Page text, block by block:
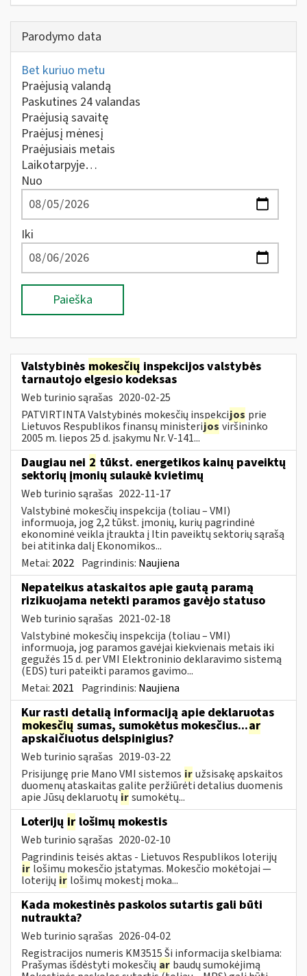
Parodymo data
Bet kuriuo metu
Praėjusią valandą
Paskutines 24 valandas
Praėjusią savaitę
Praėjusį mėnesį
Praėjusiais metais
Laikotarpyje…
Nuo
Iki
Paieška
Valstybinės mokesčių inspekcijos valstybės
tarnautojo elgesio kodeksas
Web turinio sąrašas 2020-02-25
PATVIRTINTA Valstybinės mokesčių inspekcijos prie
Lietuvos Respublikos finansų ministerijos viršininko
2005 m. liepos 25 d. įsakymu Nr. V-141...
Daugiau nei 2 tūkst. energetikos kainų paveiktų
sektorių įmonių sulaukė kvietimų
Web turinio sąrašas 2022-11-17
Valstybinė mokesčių inspekcija (toliau – VMI)
informuoja, jog 2,2 tūkst. įmonių, kurių pagrindinė
ekonominė veikla įtraukta į Itin paveiktų sektorių sąrašą
bei atitinka dalį Ekonomikos...
Metai: 2022 Pagrindinis: Naujiena
Nepateikus ataskaitos apie gautą paramą
rizikuojama netekti paramos gavėjo statuso
Web turinio sąrašas 2021-02-18
Valstybinė mokesčių inspekcija (toliau – VMI)
informuoja, jog paramos gavėjai kiekvienais metais iki
gegužės 15 d. per VMI Elektroninio deklaravimo sistemą
(EDS) turi pateikti paramos gavimo...
Metai: 2021 Pagrindinis: Naujiena
Kur rasti detalią informaciją apie deklaruotas
mokesčių sumas, sumokėtus mokesčius...ar
apskaičiuotus delspinigius?
Web turinio sąrašas 2019-03-22
Prisijungę prie Mano VMI sistemos iružsisakę apskaitos
duomenų ataskaitas galite peržiūrėti detalius duomenis
apie Jūsų deklaruotų irsumokėtų...
Loterijų ir lošimų mokestis
Web turinio sąrašas 2020-02-10
Pagrindinis teisės aktas - Lietuvos Respublikos loterijų
ir lošimų mokesčio įstatymas. Mokesčio mokėtojai —
loterijų ir lošimų mokestį moka...
Kada mokestinės paskolos sutartis gali būti
nutraukta?
Web turinio sąrašas 2026-04-02
Registracijos numeris KM3515 Ši informacija skelbiama:
Prašymas išdėstyti mokesčių ar baudų sumokėjimą